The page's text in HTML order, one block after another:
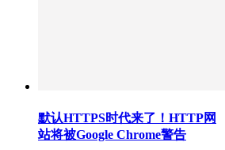
默认HTTPS时代来了！HTTP网
站将被Google Chrome警告